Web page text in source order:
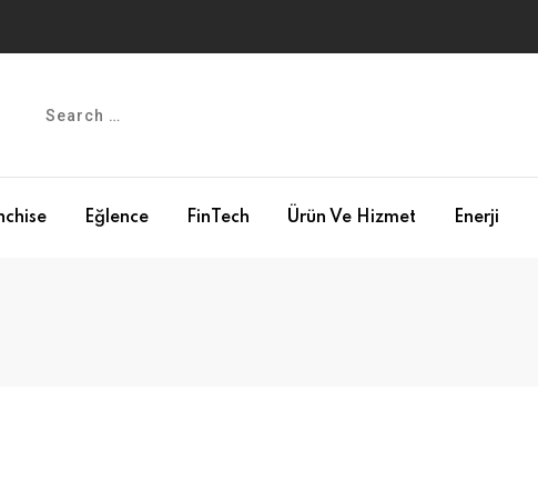
Eğlence FinTech Ürün Ve Hizmet Enerji